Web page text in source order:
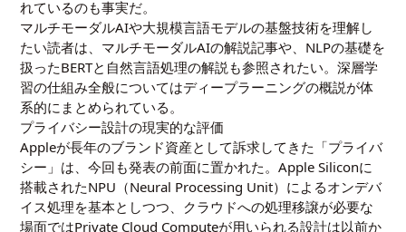
れているのも事実だ。
マルチモーダルAIや大規模言語モデルの基盤技術を理解し
たい読者は、 マルチモーダルAIの解説記事や、NLPの基礎を
扱ったBERTと自然言語処理の解説も参照されたい。深層学
習の仕組み全般についてはディープラーニングの概説が体
系的にまとめられている。
プライバシー設計の現実的な評価
Appleが長年のブランド資産として訴求してきた「プライバ
シー」は、今回も発表の前面に置かれた。Apple Siliconに
搭載されたNPU（Neural Processing Unit）によるオンデバ
イス処理を基本としつつ、クラウドへの処理移譲が必要な
場面ではPrivate Cloud Computeが用いられる設計は以前か